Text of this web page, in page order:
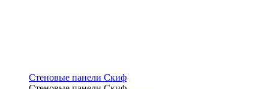
Стеновые панели Скиф